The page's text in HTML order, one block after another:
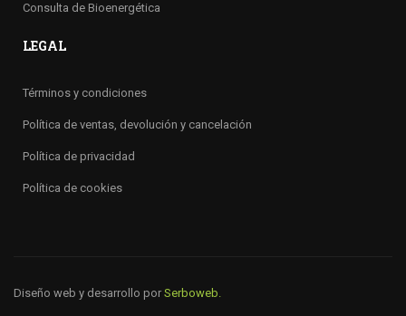
Consulta de Bioenergética
LEGAL
Términos y condiciones
Política de ventas, devolución y cancelación
Política de privacidad
Política de cookies
Diseño web y desarrollo por Serboweb.